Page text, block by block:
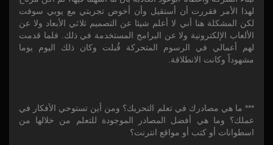
لهذا الأمر فقررت أن أستقيل وأن أخوض تجربتي مع يوبي سوفت
لكن المشكلة هنا أني لا أعلم شيئا عن التصميم ثلاثي الأبعاد ولا عن
الألعاب الإلكترونية ولا عن البرامج المستخدمة في ذلك. فلما قدمت
لهم أعمالي في الرسوم المتحركة قُبلت وكان ذلك اليوم يوما
مشهوداً وكانت الانطلاقة.
*** ما هي مصادرك في تعلم التحريك؟ ومن أين تستوحي الأفكار في
عملك؟ وما هي أفضل المصادر الموجودة للتعلم من خلالها من
اسطوانات أو كتب أو مواقع انترنت؟